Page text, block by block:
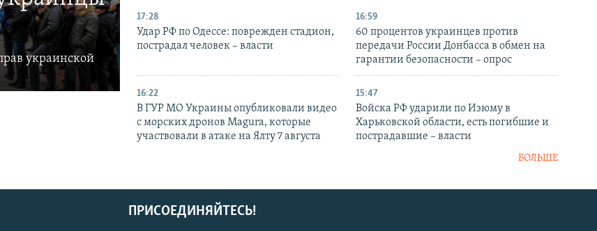
украинской
17:28
Удар РФ по Одессе: поврежден стадион,
пострадал человек – власти
16:59
60 процентов украинцев против
передачи России Донбасса в обмен на
гарантии безопасности – опрос
16:22
В ГУР МО Украины опубликовали видео
с морских дронов Magura, которые
участвовали в атаке на Ялту 7 августа
15:47
Войска РФ ударили по Изюму в
Харьковской области, есть погибшие и
пострадавшие – власти
БОЛЬШЕ
ПРИСОЕДИНЯЙТЕСЬ!